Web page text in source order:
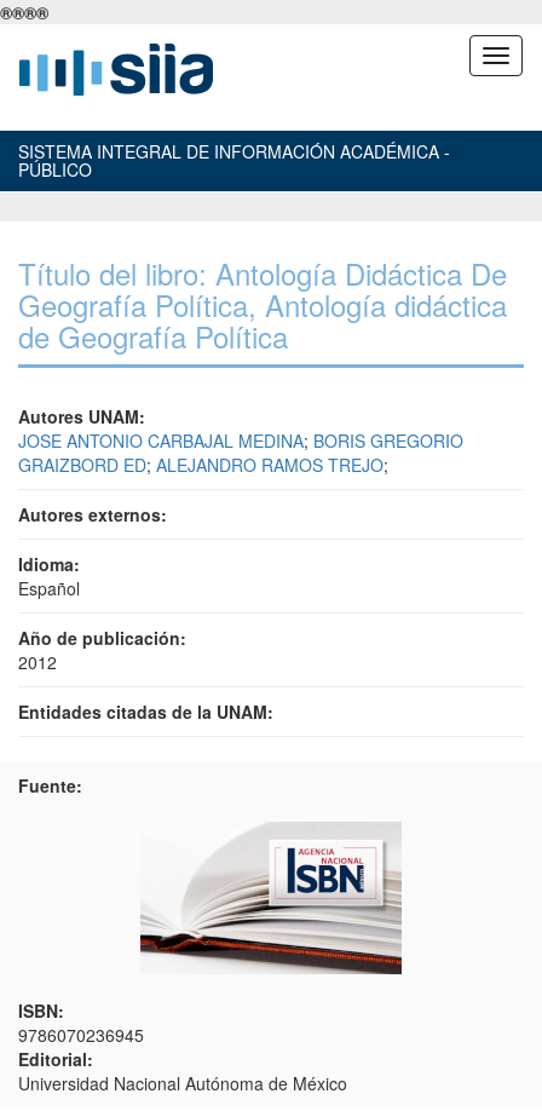
®®®®
SISTEMA INTEGRAL DE INFORMACIÓN ACADÉMICA -
PÚBLICO
Título del libro: Antología Didáctica De
Geografía Política, Antología didáctica
de Geografía Política
Autores UNAM:
JOSE ANTONIO CARBAJAL MEDINA; BORIS GREGORIO
GRAIZBORD ED; ALEJANDRO RAMOS TREJO;
Autores externos:
Idioma:
Español
Año de publicación:
2012
Entidades citadas de la UNAM:
Fuente:
ISBN:
9786070236945
Editorial:
Universidad Nacional Autónoma de México